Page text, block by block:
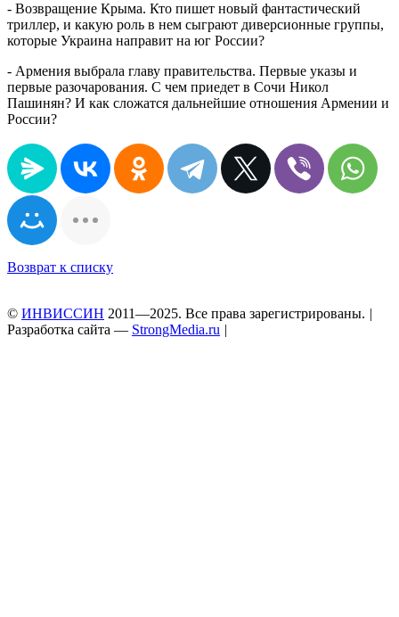
- Возвращение Крыма. Кто пишет новый фантастический
триллер, и какую роль в нем сыграют диверсионные группы,
которые Украина направит на юг России?
- Армения выбрала главу правительства. Первые указы и
первые разочарования. С чем приедет в Сочи Никол
Пашинян? И как сложатся дальнейшие отношения Армении и
России?
Возврат к списку
© ИНВИССИН 2011—2025. Все права зарегистрированы. |
Разработка сайта — StrongMedia.ru |